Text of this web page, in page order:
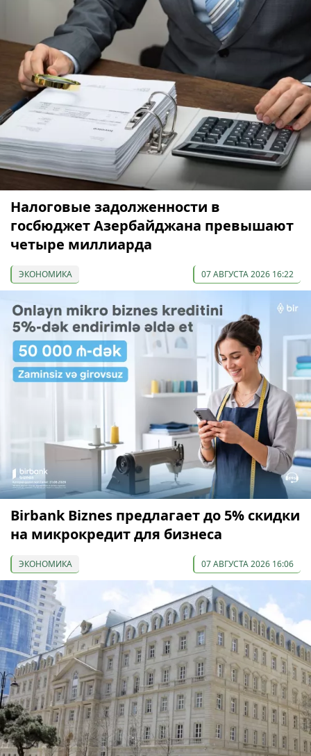
Налоговые задолженности в
госбюджет Азербайджана превышают
четыре миллиарда
ЭКОНОМИКА 07 АВГУСТА 2026 16:22
Birbank Biznes предлагает до 5% скидки
на микрокредит для бизнеса
ЭКОНОМИКА 07 АВГУСТА 2026 16:06